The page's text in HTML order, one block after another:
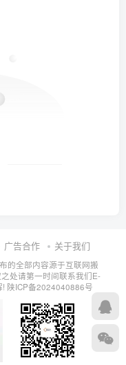
广告合作 关于我们
的全部内容源于互联网搬
处请第一时间联系我们E-
! 陕ICP备2024040886号